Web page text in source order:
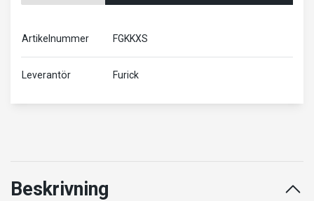
Artikelnummer FGKKXS
Leverantör Furick
Beskrivning